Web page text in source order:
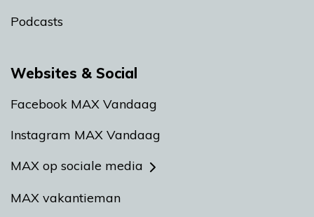
Podcasts
Websites & Social
Facebook MAX Vandaag
Instagram MAX Vandaag
MAX op sociale media
MAX vakantieman